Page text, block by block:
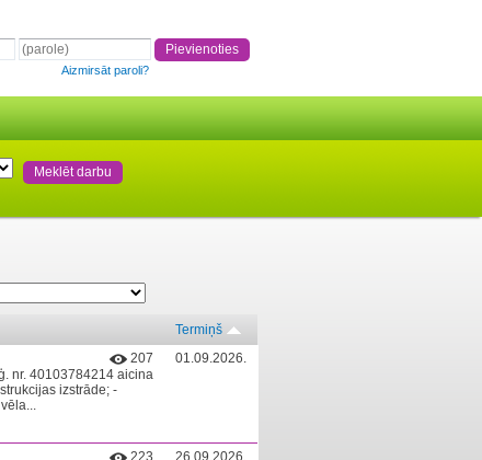
Aizmirsāt paroli?
Termiņš
207
nr. 40103784214 aicina
izstrāde; -
01.09.2026.
223
26.09.2026.